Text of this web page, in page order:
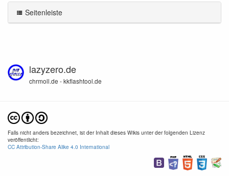
Seitenleiste
lazyzero.de
chrmoll.de - kkflashtool.de
Falls nicht anders bezeichnet, ist der Inhalt dieses Wikis unter der folgenden Lizenz
veröffentlicht:
CC Attribution-Share Alike 4.0 International